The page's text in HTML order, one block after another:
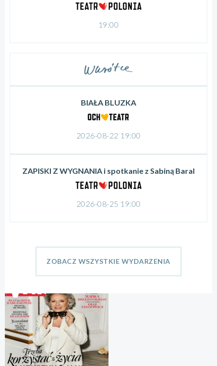
19:00
BIAŁA BLUZKA
2026-08-22 19:00
ZAPISKI Z WYGNANIA i spotkanie z Sabiną Baral
2026-08-25 19:00
ZOBACZ WSZYSTKIE WYDARZENIA